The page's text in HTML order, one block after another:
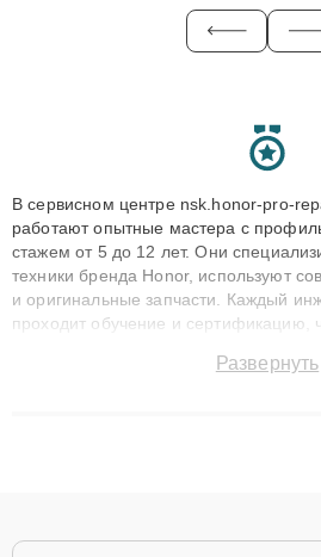
В сервисном центре nsk.honor-pro-
работают опытные мастера с
стажем от 5 до 12 лет. Они
техники бренда Honor, используют
и оригинальные запчасти. Каждый
проходит обучение и сертификацию,
сохранением гарантии до 3 лет.
Развернуть